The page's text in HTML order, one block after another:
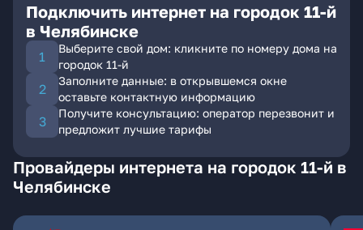
Подключить интернет на городок 11-й
в Челябинске
Выберите свой дом: кликните по номеру дома на
городок 11-й
Заполните данные: в открывшемся окне
оставьте контактную информацию
Получите консультацию: оператор перезвонит и
предложит лучшие тарифы
Провайдеры интернета на городок 11-й в
Челябинске